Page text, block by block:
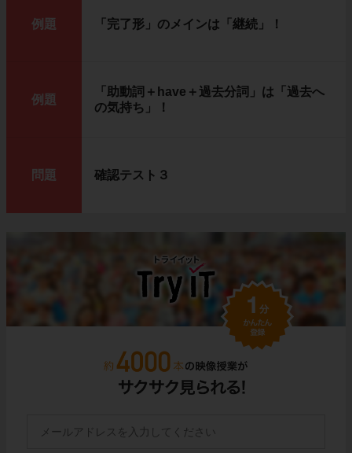
例題 「完了形」のメインは「継続」！
例題
「助動詞＋have＋過去分詞」は「過去へ
の気持ち」！
問題 確認テスト３